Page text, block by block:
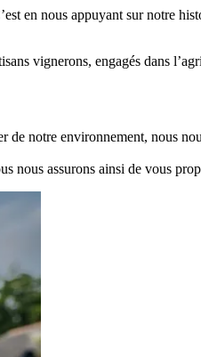
en nous appuyant sur notre
vignerons, engagés dans
notre environnement, nous
nous assurons ainsi de vous